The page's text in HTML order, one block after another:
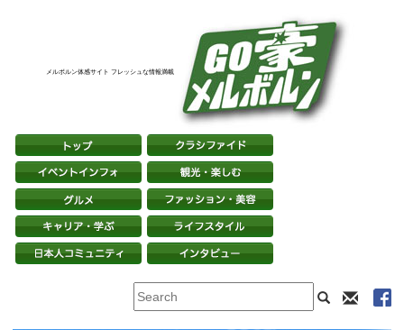
メルボルン体感サイト フレッシュな情報満載